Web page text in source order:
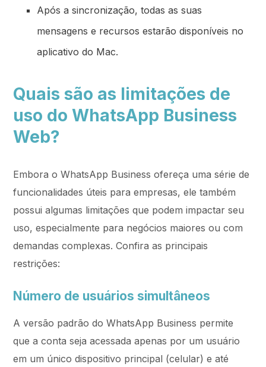
Após a sincronização, todas as suas
mensagens e recursos estarão disponíveis no
aplicativo do Mac.
Quais são as limitações de
uso do WhatsApp Business
Web?
Embora o WhatsApp Business ofereça uma série de
funcionalidades úteis para empresas, ele também
possui algumas limitações que podem impactar seu
uso, especialmente para negócios maiores ou com
demandas complexas. Confira as principais
restrições:
Número de usuários simultâneos
A versão padrão do WhatsApp Business permite
que a conta seja acessada apenas por um usuário
em um único dispositivo principal (celular) e até